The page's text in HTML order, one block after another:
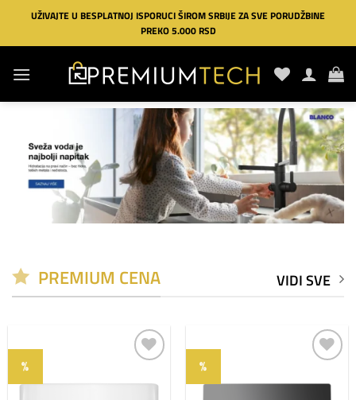
Preskoči
sadržaj
UŽIVAJTE U BESPLATNOJ ISPORUCI ŠIROM SRBIJE ZA SVE PORUDŽBINE
PREKO 5.000 RSD
PREMIUM CENA VIDI SVE
%
na
%
na